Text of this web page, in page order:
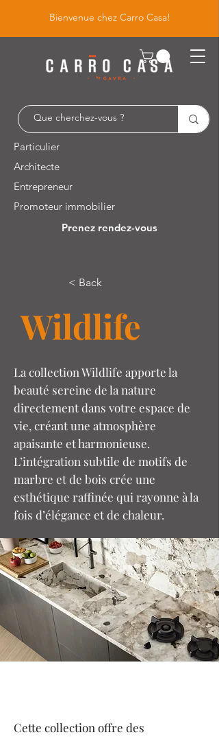
Bienvenue chez Carro Casa!
Particulier
Architecte
Entrepreneur
Promoteur immobilier
Prenez rendez-vous
Leuvensesteenweg 526 / 1930 Zaventem
< Back
Wildlife
La collection Wildlife apporte la
beauté sereine de la nature
directement dans votre espace de
vie, créant une atmosphère
apaisante et harmonieuse.
L’intégration subtile de motifs de
marbre et de bois crée une
esthétique raffinée qui rayonne à la
fois d’élégance et de chaleur.
Cette collection offre des